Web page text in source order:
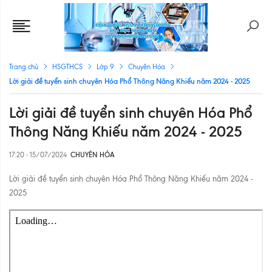
Trang chủ HSGTHCS Lớp 9 Chuyên Hóa
Lời giải đề tuyển sinh chuyên Hóa Phổ Thông Năng Khiếu năm 2024 - 2025
Lời giải đề tuyển sinh chuyên Hóa Phổ
Thông Năng Khiếu năm 2024 - 2025
17:20 - 15/07/2024 CHUYÊN HÓA
Lời giải đề tuyển sinh chuyên Hóa Phổ Thông Năng Khiếu năm 2024 -
2025